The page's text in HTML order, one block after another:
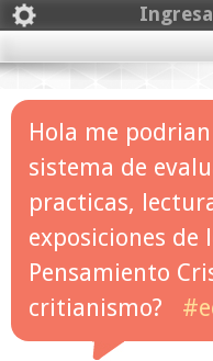
Hola me
sistema de
practicas,
exposiciones de
Pensamiento
critianismo?